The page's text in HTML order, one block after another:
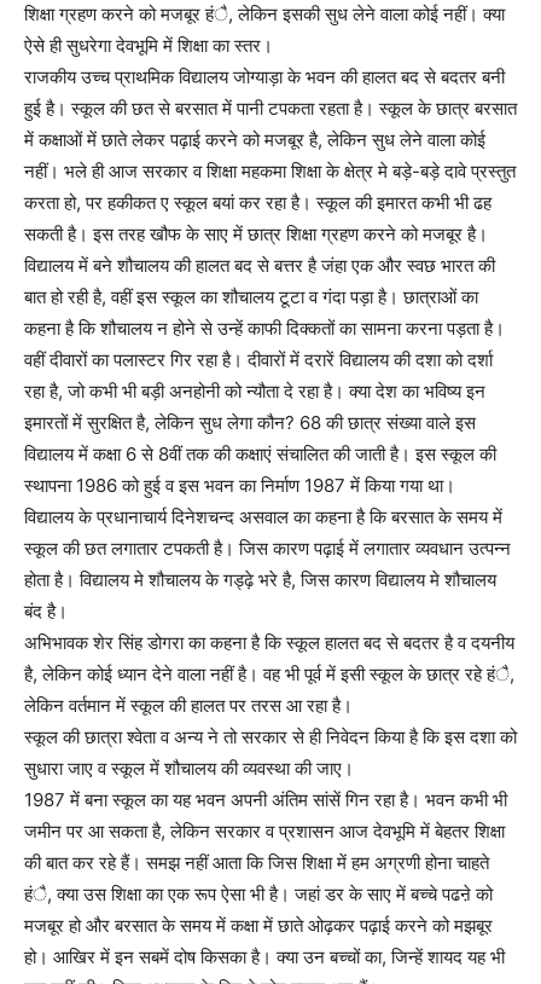
शिक्षा ग्रहण करने को मजबूर हंै, लेकिन इसकी सुध लेने वाला कोई नहीं। क्या
ऐसे ही सुधरेगा देवभूमि में शिक्षा का स्तर।
राजकीय उच्च प्राथमिक विद्यालय जोग्याड़ा के भवन की हालत बद से बदतर बनी
हुई है। स्कूल की छत से बरसात में पानी टपकता रहता है। स्कूल के छात्र बरसात
में कक्षाओं में छाते लेकर पढ़ाई करने को मजबूर है, लेकिन सुध लेने वाला कोई
नहीं। भले ही आज सरकार व शिक्षा महकमा शिक्षा के क्षेत्र मे बड़े-बड़े दावे प्रस्तुत
करता हो, पर हकीकत ए स्कूल बयां कर रहा है। स्कूल की इमारत कभी भी ढह
सकती है। इस तरह खौफ के साए में छात्र शिक्षा ग्रहण करने को मजबूर है।
विद्यालय में बने शौचालय की हालत बद से बत्तर है जंहा एक और स्वछ भारत की
बात हो रही है, वहीं इस स्कूल का शौचालय टूटा व गंदा पड़ा है। छात्राओं का
कहना है कि शौचालय न होने से उन्हें काफी दिक्कतों का सामना करना पड़ता है।
वहीं दीवारों का पलास्टर गिर रहा है। दीवारों में दरारें विद्यालय की दशा को दर्शा
रहा है, जो कभी भी बड़ी अनहोनी को न्यौता दे रहा है। क्या देश का भविष्य इन
इमारतों में सुरक्षित है, लेकिन सुध लेगा कौन? 68 की छात्र संख्या वाले इस
विद्यालय में कक्षा 6 से 8वीं तक की कक्षाएं संचालित की जाती है। इस स्कूल की
स्थापना 1986 को हुई व इस भवन का निर्माण 1987 में किया गया था।
विद्यालय के प्रधानाचार्य दिनेशचन्द असवाल का कहना है कि बरसात के समय में
स्कूल की छत लगातार टपकती है। जिस कारण पढ़ाई में लगातार व्यवधान उत्पन्न
होता है। विद्यालय मे शौचालय के गड्ढ़े भरे है, जिस कारण विद्यालय मे शौचालय
बंद है।
अभिभावक शेर सिंह डोगरा का कहना है कि स्कूल हालत बद से बदतर है व दयनीय
है, लेकिन कोई ध्यान देने वाला नहीं है। वह भी पूर्व में इसी स्कूल के छात्र रहे हंै,
लेकिन वर्तमान में स्कूल की हालत पर तरस आ रहा है।
स्कूल की छात्रा श्वेता व अन्य ने तो सरकार से ही निवेदन किया है कि इस दशा को
सुधारा जाए व स्कूल में शौचालय की व्यवस्था की जाए।
1987 में बना स्कूल का यह भवन अपनी अंतिम सांसें गिन रहा है। भवन कभी भी
जमीन पर आ सकता है, लेकिन सरकार व प्रशासन आज देवभूमि में बेहतर शिक्षा
की बात कर रहे हैं। समझ नहीं आता कि जिस शिक्षा में हम अग्रणी होना चाहते
हंै, क्या उस शिक्षा का एक रूप ऐसा भी है। जहां डर के साए में बच्चे पढऩे को
मजबूर हो और बरसात के समय में कक्षा में छाते ओढ़कर पढ़ाई करने को मझबूर
हो। आखिर में इन सबमें दोष किसका है। क्या उन बच्चों का, जिन्हें शायद यह भी